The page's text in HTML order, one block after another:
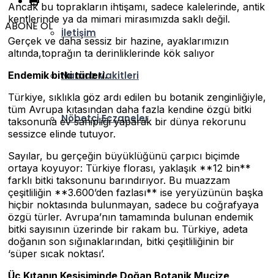
İletişim
Namaz Vakitleri
Nöbetçi Eczaneler
ABONE OL
Ancak bu toprakların ihtişamı, sadece kalelerinde, antik
kentlerinde ya da mimari mirasımızda saklı değil.
Gerçek ve daha sessiz bir hazine, ayaklarımızın
altında,toprağın ta derinliklerinde kök salıyor
Endemik bitki türleri.
Türkiye, sıklıkla göz ardı edilen bu botanik zenginliğiyle,
tüm Avrupa kıtasından daha fazla kendine özgü bitki
taksonuna ev sahipliği yaparak bir dünya rekorunu
sessizce elinde tutuyor.
Sayılar, bu gerçeğin büyüklüğünü çarpıcı biçimde
ortaya koyuyor: Türkiye florası, yaklaşık **12 bin**
farklı bitki taksonunu barındırıyor. Bu muazzam
çeşitliliğin **3.600’den fazlası** ise yeryüzünün başka
hiçbir noktasında bulunmayan, sadece bu coğrafyaya
özgü türler. Avrupa’nın tamamında bulunan endemik
bitki sayısının üzerinde bir rakam bu. Türkiye, adeta
doğanın son sığınaklarından, bitki çeşitliliğinin bir
‘süper sıcak noktası’.
Üç Kıtanın Kesişiminde Doğan Botanik Mucize